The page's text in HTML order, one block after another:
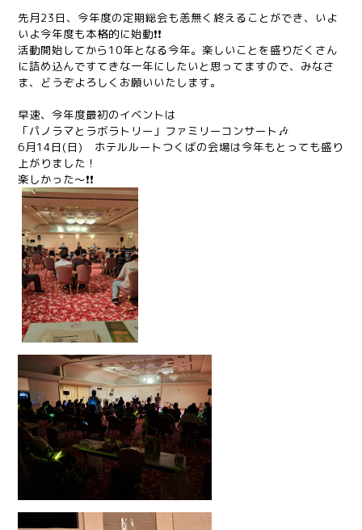
先月23日、今年度の定期総会も恙無く終えることができ、いよ
いよ今年度も本格的に始動❗❗
活動開始してから10年となる今年。楽しいことを盛りだくさん
に詰め込んですてきな一年にしたいと思ってますので、みなさ
ま、どうぞよろしくお願いいたします。
早速、今年度最初のイベントは
「パノラマとラボラトリー」ファミリーコンサート🎶
6月14日(日) ホテルルートつくばの会場は今年もとっても盛り
上がりました！
楽しかった～❗❗